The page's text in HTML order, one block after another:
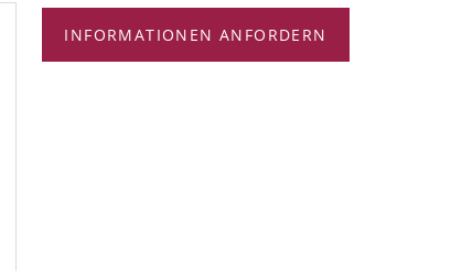
INFORMATIONEN ANFORDERN